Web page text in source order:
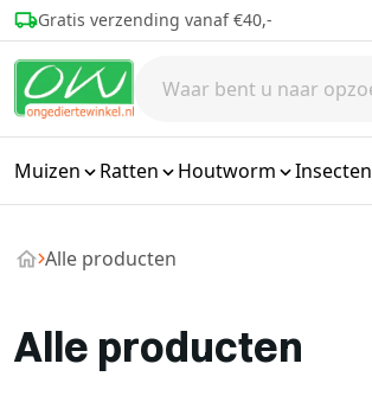
Ga naar de inhoud
Betaal achteraf
Muizen Ratten Houtworm Insecten
Alle producten
Alle producten